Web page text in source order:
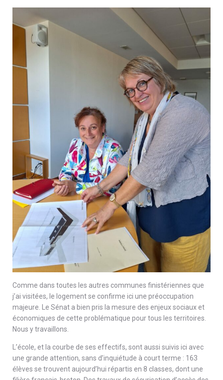
Comme dans toutes les autres communes finistériennes que
j’ai visitées, le logement se confirme ici une préoccupation
majeure. Le Sénat a bien pris la mesure des enjeux sociaux et
économiques de cette problématique pour tous les territoires.
Nous y travaillons.
L’école, et la courbe de ses effectifs, sont aussi suivis ici avec
une grande attention, sans d’inquiétude à court terme : 163
élèves se trouvent aujourd’hui répartis en 8 classes, dont une